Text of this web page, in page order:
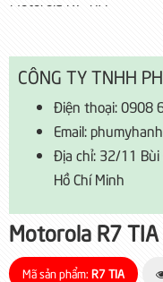
CÔNG TY TNHH
Điện thoại: 0908
Email:
Địa chỉ: 32/11
Hồ Chí Minh
Motorola R7 TIA
Mã sản phẩm: R7 TIA